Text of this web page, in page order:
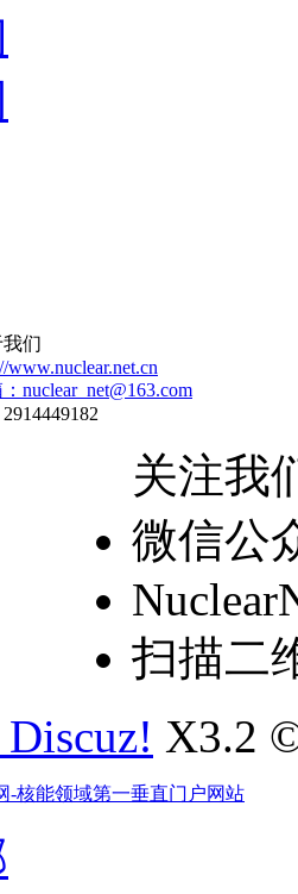
们
www.nuclear.net.cn
nuclear_net@163.com
关注我
微信公
扫描二
Discuz! X3.2
-核能领域第一垂直门户网站